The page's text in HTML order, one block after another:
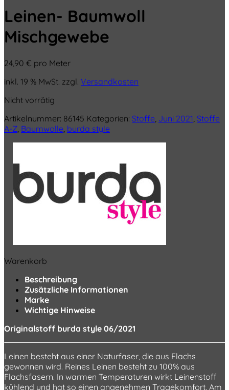
Leinen- Baumwoll
Mischgewebe
24,90 € pro Meter
inkl. 19 % MwSt. zzgl. Versandkosten
Nicht vorrätig
Artikelnummer: 86145 Kategorien: Stoffe Juni 2021 Stoffe
A-Z Baumwolle burda style
Warenkorb
Beschreibung
Zusätzliche Informationen
Marke
Wichtige Hinweise
Originalstoff burda style 06/2021
Leinen besteht aus einer Naturfaser, die aus Flachs
gewonnen wird. Reines Leinen besteht zu 100% aus
Flachsfasern. In warmen Temperaturen wirkt Leinenstoff
kühlend und hat so einen angenehmen Tragekomfort. Am